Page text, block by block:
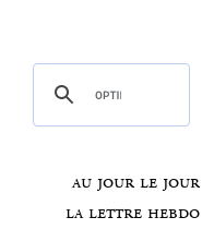
au jour le jour
la lettre hebdo